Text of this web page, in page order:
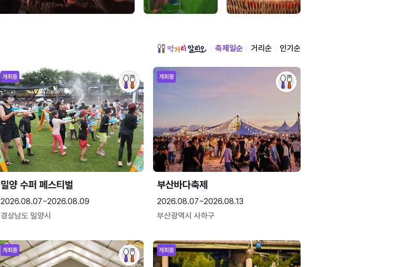
축제일순 거리순 인기순
개최중
밀양 수퍼 페스티벌
2026.08.07~2026.08.09
경상남도 밀양시
개최중
부산바다축제
2026.08.07~2026.08.13
부산광역시 사하구
개최중 개최중